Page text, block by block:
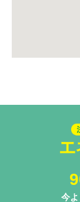
法
チ
今